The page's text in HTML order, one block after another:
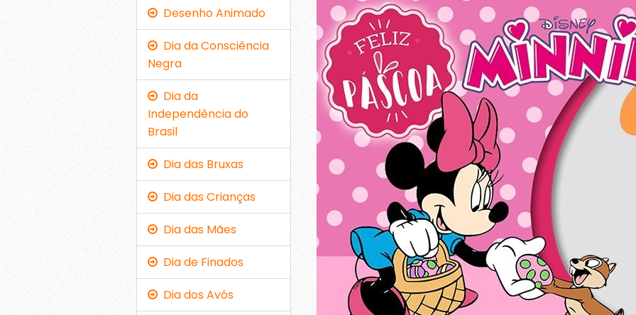
Desenho Animado
Dia da Consciência
Negra
Dia da
Independência do
Brasil
Dia das Bruxas
Dia das Crianças
Dia das Mães
Dia de Finados
Dia dos Avós